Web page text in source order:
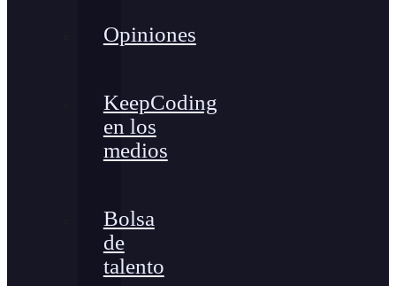
Opiniones
KeepCoding
en los
medios
Bolsa
de
talento